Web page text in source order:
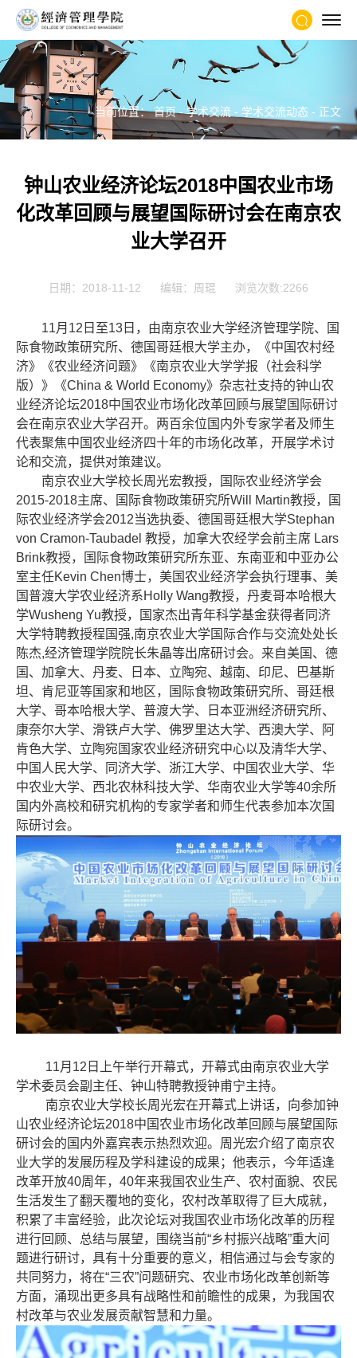
当前位置：首页-学术交流 - 学术交流动态 - 正文
钟山农业经济论坛2018中国农业市场
化改革回顾与展望国际研讨会在南京农
业大学召开
日期：2018-11-12 编辑：周琨 浏览次数:2266
11月12日至13日，由南京农业大学经济管理学院、国
际食物政策研究所、德国哥廷根大学主办，《中国农村经
济》《农业经济问题》《南京农业大学学报（社会科学
版）》《China & World Economy》杂志社支持的钟山农
业经济论坛2018中国农业市场化改革回顾与展望国际研讨
会在南京农业大学召开。两百余位国内外专家学者及师生
代表聚焦中国农业经济四十年的市场化改革，开展学术讨
论和交流，提供对策建议。
南京农业大学校长周光宏教授，国际农业经济学会
2015-2018主席、国际食物政策研究所Will Martin教授，国
际农业经济学会2012当选执委、德国哥廷根大学Stephan
von Cramon-Taubadel 教授，加拿大农经学会前主席 Lars
Brink教授，国际食物政策研究所东亚、东南亚和中亚办公
室主任Kevin Chen博士，美国农业经济学会执行理事、美
国普渡大学农业经济系Holly Wang教授，丹麦哥本哈根大
学Wusheng Yu教授，国家杰出青年科学基金获得者同济
大学特聘教授程国强,南京农业大学国际合作与交流处处长
陈杰,经济管理学院院长朱晶等出席研讨会。来自美国、德
国、加拿大、丹麦、日本、立陶宛、越南、印尼、巴基斯
坦、肯尼亚等国家和地区，国际食物政策研究所、哥廷根
大学、哥本哈根大学、普渡大学、日本亚洲经济研究所、
康奈尔大学、滑铁卢大学、佛罗里达大学、西澳大学、阿
肯色大学、立陶宛国家农业经济研究中心以及清华大学、
中国人民大学、同济大学、浙江大学、中国农业大学、华
中农业大学、西北农林科技大学、华南农业大学等40余所
国内外高校和研究机构的专家学者和师生代表参加本次国
际研讨会。
11月12日上午举行开幕式，开幕式由南京农业大学
学术委员会副主任、钟山特聘教授钟甫宁主持。
南京农业大学校长周光宏在开幕式上讲话，向参加钟
山农业经济论坛2018中国农业市场化改革回顾与展望国际
研讨会的国内外嘉宾表示热烈欢迎。周光宏介绍了南京农
业大学的发展历程及学科建设的成果；他表示，今年适逢
改革开放40周年，40年来我国农业生产、农村面貌、农民
生活发生了翻天覆地的变化，农村改革取得了巨大成就，
积累了丰富经验，此次论坛对我国农业市场化改革的历程
进行回顾、总结与展望，围绕当前“乡村振兴战略”重大问
题进行研讨，具有十分重要的意义，相信通过与会专家的
共同努力，将在“三农”问题研究、农业市场化改革创新等
方面，涌现出更多具有战略性和前瞻性的成果，为我国农
村改革与农业发展贡献智慧和力量。